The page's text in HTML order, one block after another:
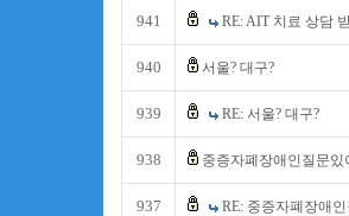
941 RE: AIT 치료 상담
940 서울? 대구?
939 RE: 서울? 대구?
938 중증자폐장애인질문있
937 RE: 중증자폐장애